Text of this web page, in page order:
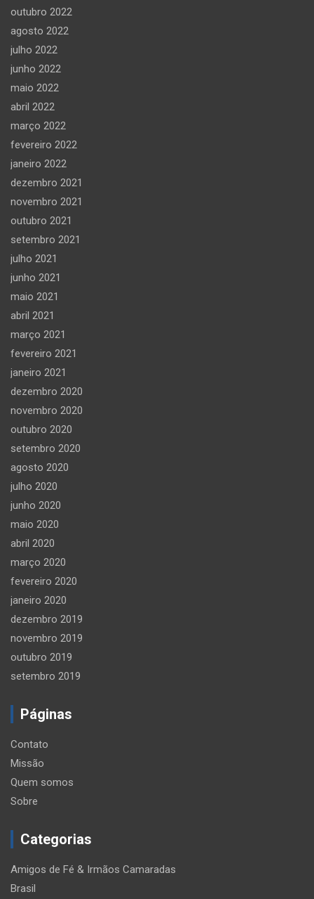
outubro 2022
agosto 2022
julho 2022
junho 2022
maio 2022
abril 2022
março 2022
fevereiro 2022
janeiro 2022
dezembro 2021
novembro 2021
outubro 2021
setembro 2021
julho 2021
junho 2021
maio 2021
abril 2021
março 2021
fevereiro 2021
janeiro 2021
dezembro 2020
novembro 2020
outubro 2020
setembro 2020
agosto 2020
julho 2020
junho 2020
maio 2020
abril 2020
março 2020
fevereiro 2020
janeiro 2020
dezembro 2019
novembro 2019
outubro 2019
setembro 2019
Páginas
Contato
Missão
Quem somos
Sobre
Categorias
Amigos de Fé & Irmãos Camaradas
Brasil